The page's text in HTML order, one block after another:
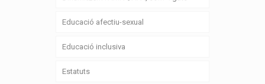
Educació afectiu-sexual
Educació inclusiva
Estatuts